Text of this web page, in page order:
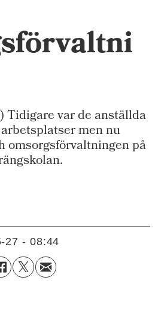
Tidigare var de anställda
men nu
omsorgsförvaltningen på
27 - 08:44